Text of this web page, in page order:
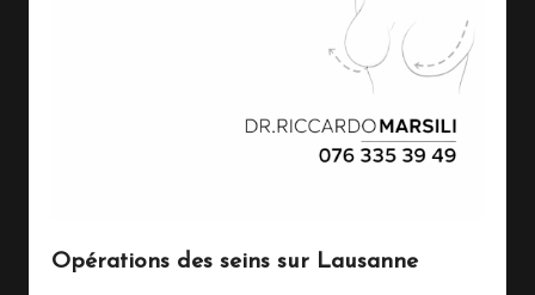
Opérations des seins sur Lausanne